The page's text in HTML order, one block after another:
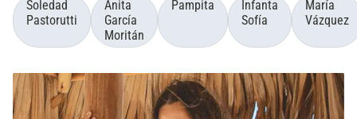
Soledad
Pastorutti
Anita
García
Moritán
Pampita
Infanta
Sofía
María
Vázquez